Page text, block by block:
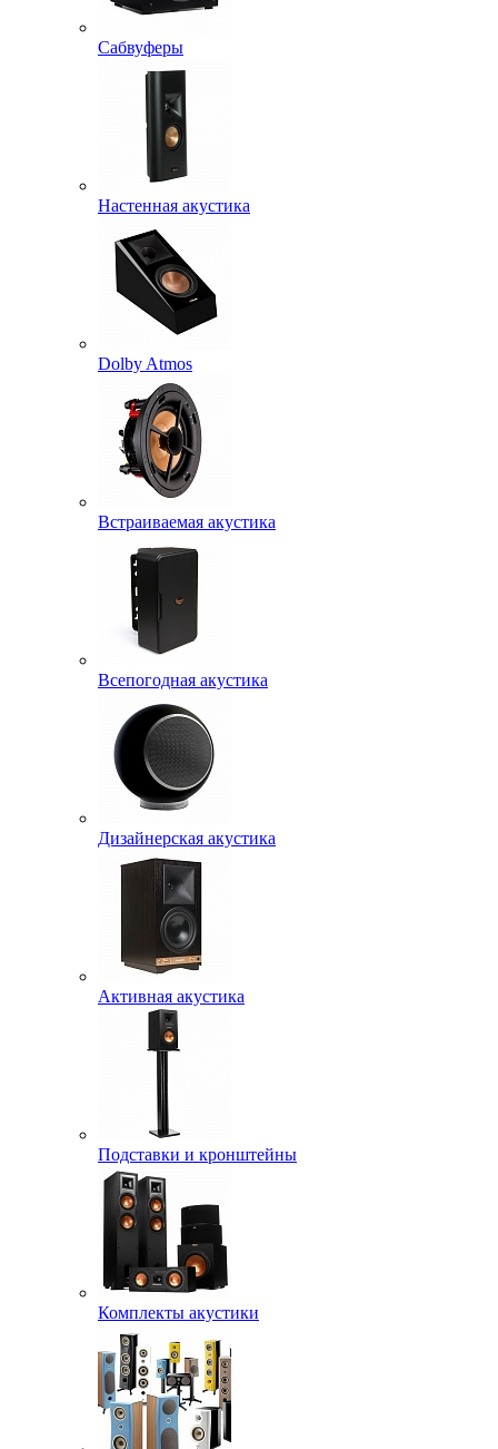
Сабвуферы
Настенная акустика
Dolby Atmos
Встраиваемая акустика
Всепогодная акустика
Дизайнерская акустика
Активная акустика
Подставки и кронштейны
Комплекты акустики